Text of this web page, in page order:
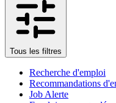
Tous les filtres
Recherche d'emploi
Recommandations
Job Alerte